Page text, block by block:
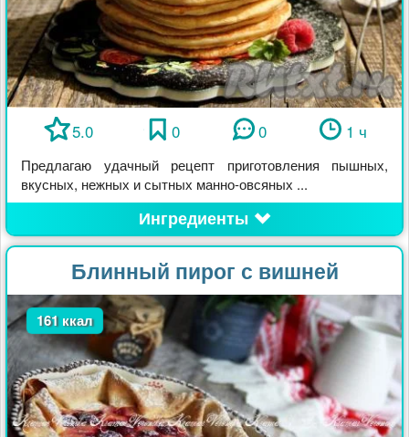
5.0 0 0 1 ч
Предлагаю удачный рецепт приготовления пышных,
вкусных, нежных и сытных манно-овсяных ...
Ингредиенты
Блинный пирог с вишней
161 ккал